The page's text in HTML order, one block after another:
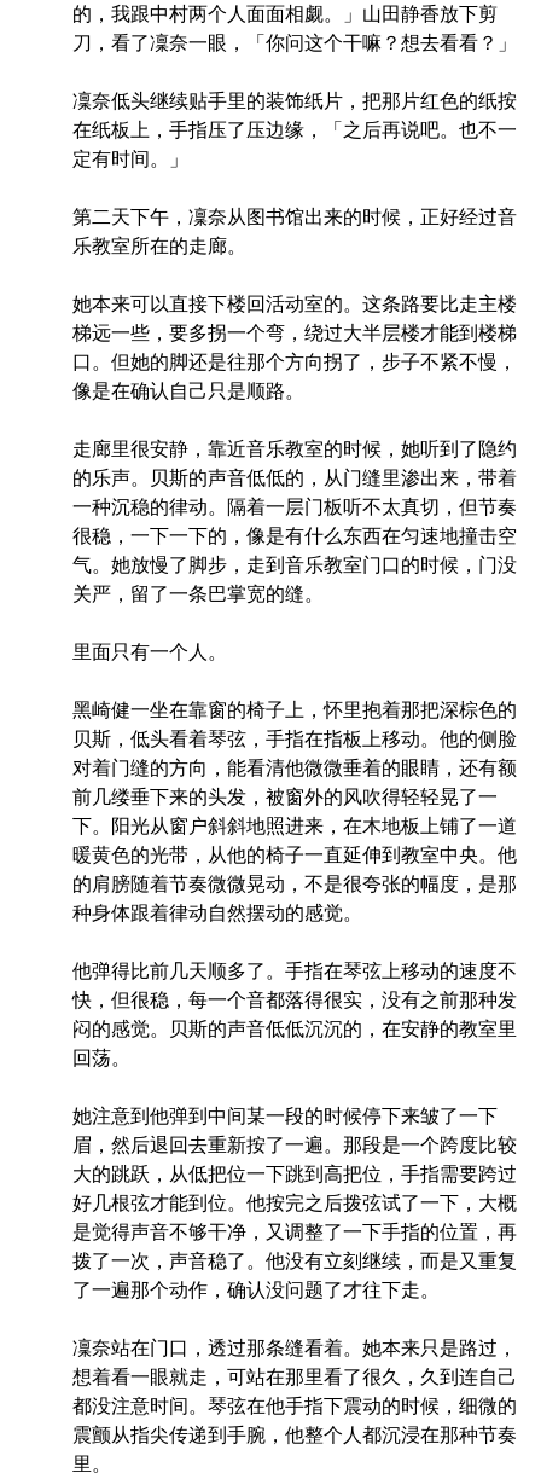
的，我跟中村两个人面面相觑。」山田静香放下剪
刀，看了凜奈一眼，「你问这个干嘛？想去看看？」
凜奈低头继续贴手里的装饰纸片，把那片红色的纸按
在纸板上，手指压了压边缘，「之后再说吧。也不一
定有时间。」
第二天下午，凜奈从图书馆出来的时候，正好经过音
乐教室所在的走廊。
她本来可以直接下楼回活动室的。这条路要比走主楼
梯远一些，要多拐一个弯，绕过大半层楼才能到楼梯
口。但她的脚还是往那个方向拐了，步子不紧不慢，
像是在确认自己只是顺路。
走廊里很安静，靠近音乐教室的时候，她听到了隐约
的乐声。贝斯的声音低低的，从门缝里渗出来，带着
一种沉稳的律动。隔着一层门板听不太真切，但节奏
很稳，一下一下的，像是有什么东西在匀速地撞击空
气。她放慢了脚步，走到音乐教室门口的时候，门没
关严，留了一条巴掌宽的缝。
里面只有一个人。
黑崎健一坐在靠窗的椅子上，怀里抱着那把深棕色的
贝斯，低头看着琴弦，手指在指板上移动。他的侧脸
对着门缝的方向，能看清他微微垂着的眼睛，还有额
前几缕垂下来的头发，被窗外的风吹得轻轻晃了一
下。阳光从窗户斜斜地照进来，在木地板上铺了一道
暖黄色的光带，从他的椅子一直延伸到教室中央。他
的肩膀随着节奏微微晃动，不是很夸张的幅度，是那
种身体跟着律动自然摆动的感觉。
他弹得比前几天顺多了。手指在琴弦上移动的速度不
快，但很稳，每一个音都落得很实，没有之前那种发
闷的感觉。贝斯的声音低低沉沉的，在安静的教室里
回荡。
她注意到他弹到中间某一段的时候停下来皱了一下
眉，然后退回去重新按了一遍。那段是一个跨度比较
大的跳跃，从低把位一下跳到高把位，手指需要跨过
好几根弦才能到位。他按完之后拨弦试了一下，大概
是觉得声音不够干净，又调整了一下手指的位置，再
拨了一次，声音稳了。他没有立刻继续，而是又重复
了一遍那个动作，确认没问题了才往下走。
凜奈站在门口，透过那条缝看着。她本来只是路过，
想着看一眼就走，可站在那里看了很久，久到连自己
都没注意时间。琴弦在他手指下震动的时候，细微的
震颤从指尖传递到手腕，他整个人都沉浸在那种节奏
里。